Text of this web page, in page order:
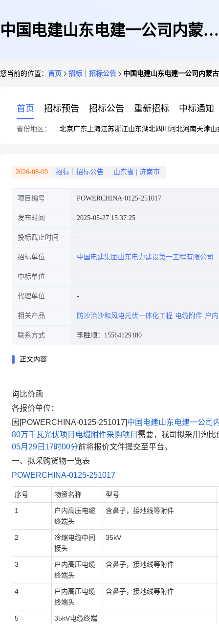
中国电建山东电建一公司内蒙古
瓦光伏项目电缆附件采购项目竞
您当前的位置： 首页 招标｜招标公告 中国电建山东电建一公司内蒙
首页 招标预告 招标公告 重新招标 中标通知
省份地区： 北京广东 上海江苏浙江山东湖北四川 河北河南天津山
2026-08-09 招标｜招标公告 山东省 济南市
项目编号 POWERCHINA-0125-251017
发布时间 2025-05-27 15:37:25
投标截止时间
招标单位 中国电建集团山东电力建设第一工程有限公司
中标单位
代理单位
相关产品 防沙治沙和风电光伏一体化工程 电缆附件 户
联系方式 李胜顺：15564129180
正文内容
询比价函
各报价单位：
因[POWERCHINA-0125-251017]中国电建山东电建一公司
80万千瓦光伏项目电缆附件采购项目 需要，我司拟采用询
05月29日17时00分前将报价文件提交至平台。
一、 拟采购货物一览表
POWERCHINA-0125-251017
序号 物资名称 型号
1
户内高压电缆
终端头
含鼻子，接地线等附件
2
冷缩电缆中间
接头
35kV
3
户内高压电缆
终端头
含鼻子，接地线等附件
4
户内高压电缆
终端头
含鼻子，接地线等附件
5
35kV电缆终端